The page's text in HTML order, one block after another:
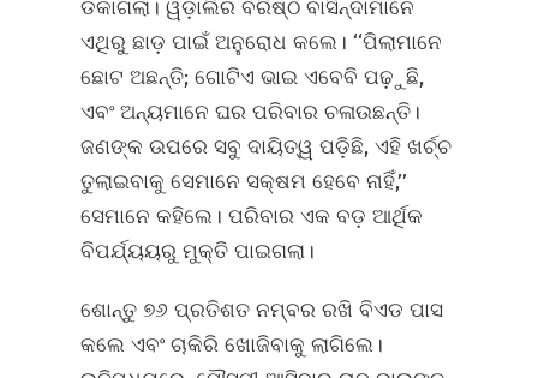
ଡକାଗଲା। ୱଡ଼ାଲିର ବରିଷ୍ଠ ବାସିନ୍ଦାମାନେ
ଏଥିରୁ ଛାଡ଼ ପାଇଁ ଅନୁରୋଧ କଲେ। ‘‘ପିଲାମାନେ
ଛୋଟ ଅଛନ୍ତି; ଗୋଟିଏ ଭାଇ ଏବେବି ପଢ଼ୁଛି,
ଏବଂ ଅନ୍ୟମାନେ ଘର ପରିବାର ଚଳାଉଛନ୍ତି।
ଜଣଙ୍କ ଉପରେ ସବୁ ଦାୟିତ୍ୱ ପଡ଼ିଛି, ଏହି ଖର୍ଚ୍ଚ
ତୁଲାଇବାକୁ ସେମାନେ ସକ୍ଷମ ହେବେ ନାହିଁ,’’
ସେମାନେ କହିଲେ। ପରିବାର ଏକ ବଡ଼ ଆର୍ଥିକ
ବିପର୍ଯ୍ୟୟରୁ ମୁକ୍ତି ପାଇଗଲା।
ଶୋନ୍ତୁ ୭୬ ପ୍ରତିଶତ ନମ୍ବର ରଖି ବିଏଡ ପାସ
କଲେ ଏବଂ ଚାକିରି ଖୋଜିବାକୁ ଲାଗିଲେ।